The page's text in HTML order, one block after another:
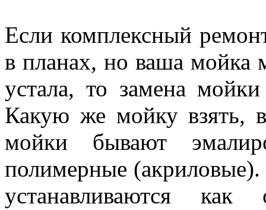
Если комплексный
в планах, но ваша мойка
устала, то замена
Какую же мойку взять,
мойки бывают
полимерные
устанавливаются